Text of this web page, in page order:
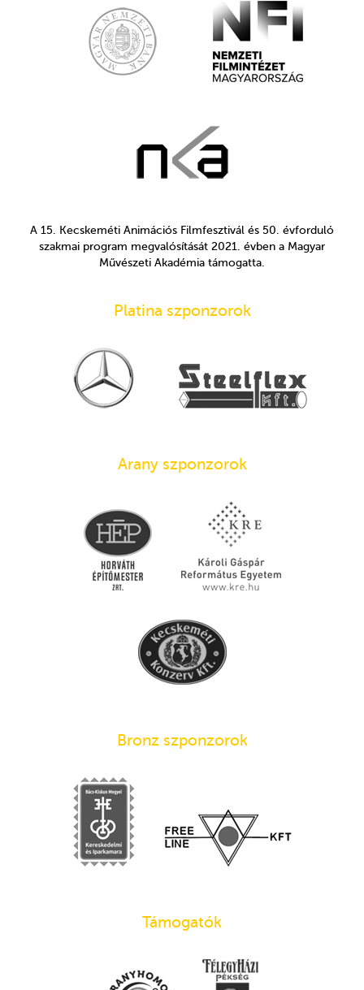
A 15. Kecskeméti Animációs Filmfesztivál és 50. évforduló
szakmai program megvalósítását 2021. évben a Magyar
Művészeti Akadémia támogatta.
Platina szponzorok
Arany szponzorok
Bronz szponzorok
Támogatók